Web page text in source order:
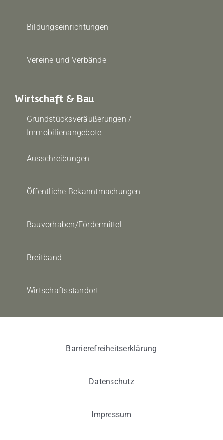
Bildungseinrichtungen
Vereine und Verbände
Wirtschaft & Bau
Grundstücksveräußerungen /
Immobilienangebote
Ausschreibungen
Öffentliche Bekanntmachungen
Bauvorhaben/Fördermittel
Breitband
Wirtschaftsstandort
Barrierefreiheitserklärung
Datenschutz
Impressum